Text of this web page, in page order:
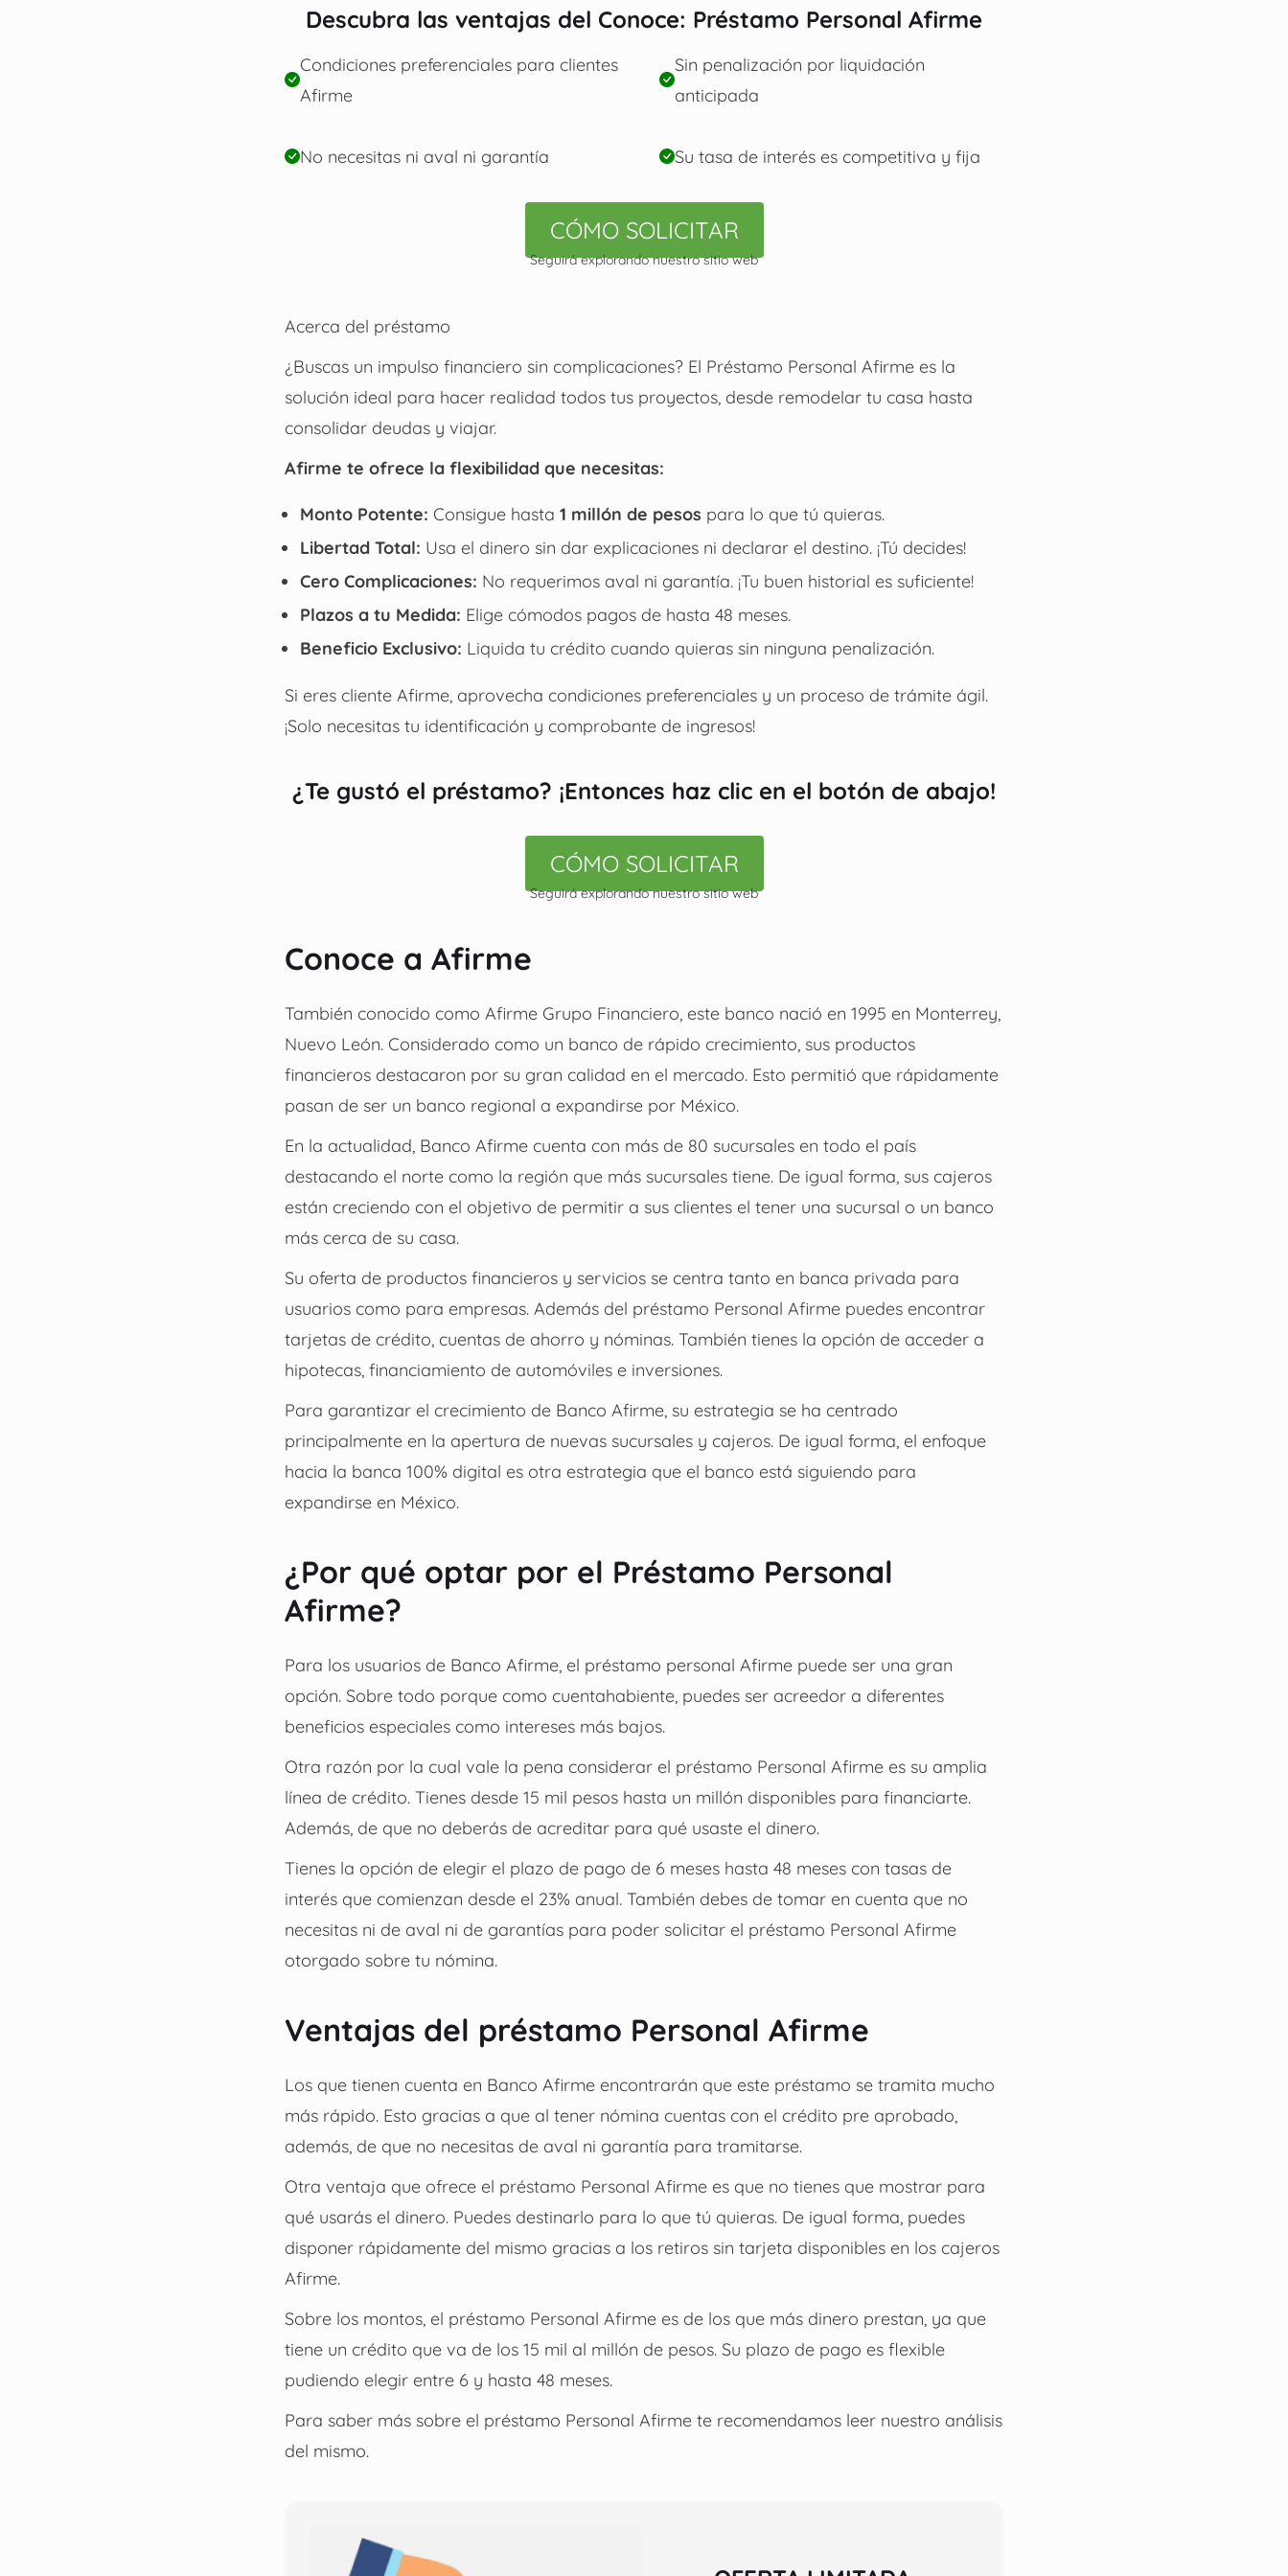
Descubra las ventajas del Conoce: Préstamo Personal Afirme
Condiciones preferenciales para clientes
Afirme
Sin penalización por liquidación
anticipada
No necesitas ni aval ni garantía Su tasa de interés es competitiva y fija
CÓMO SOLICITAR
Seguirá explorando nuestro sitio web
Acerca del préstamo
¿Buscas un impulso financiero sin complicaciones? El Préstamo Personal Afirme es la
solución ideal para hacer realidad todos tus proyectos, desde remodelar tu casa hasta
consolidar deudas y viajar.
Afirme te ofrece la flexibilidad que necesitas:
Monto Potente: Consigue hasta 1 millón de pesos para lo que tú quieras.
Libertad Total: Usa el dinero sin dar explicaciones ni declarar el destino. ¡Tú decides!
Cero Complicaciones: No requerimos aval ni garantía. ¡Tu buen historial es suficiente!
Plazos a tu Medida: Elige cómodos pagos de hasta 48 meses.
Beneficio Exclusivo: Liquida tu crédito cuando quieras sin ninguna penalización.
Si eres cliente Afirme, aprovecha condiciones preferenciales y un proceso de trámite ágil.
¡Solo necesitas tu identificación y comprobante de ingresos!
¿Te gustó el préstamo? ¡Entonces haz clic en el botón de abajo!
CÓMO SOLICITAR
Seguirá explorando nuestro sitio web
Conoce a Afirme
También conocido como Afirme Grupo Financiero, este banco nació en 1995 en Monterrey,
Nuevo León. Considerado como un banco de rápido crecimiento, sus productos
financieros destacaron por su gran calidad en el mercado. Esto permitió que rápidamente
pasan de ser un banco regional a expandirse por México.
En la actualidad, Banco Afirme cuenta con más de 80 sucursales en todo el país
destacando el norte como la región que más sucursales tiene. De igual forma, sus cajeros
están creciendo con el objetivo de permitir a sus clientes el tener una sucursal o un banco
más cerca de su casa.
Su oferta de productos financieros y servicios se centra tanto en banca privada para
usuarios como para empresas. Además del préstamo Personal Afirme puedes encontrar
tarjetas de crédito, cuentas de ahorro y nóminas. También tienes la opción de acceder a
hipotecas, financiamiento de automóviles e inversiones.
Para garantizar el crecimiento de Banco Afirme, su estrategia se ha centrado
principalmente en la apertura de nuevas sucursales y cajeros. De igual forma, el enfoque
hacia la banca 100% digital es otra estrategia que el banco está siguiendo para
expandirse en México.
¿Por qué optar por el Préstamo Personal
Afirme?
Para los usuarios de Banco Afirme, el préstamo personal Afirme puede ser una gran
opción. Sobre todo porque como cuentahabiente, puedes ser acreedor a diferentes
beneficios especiales como intereses más bajos.
Otra razón por la cual vale la pena considerar el préstamo Personal Afirme es su amplia
línea de crédito. Tienes desde 15 mil pesos hasta un millón disponibles para financiarte.
Además, de que no deberás de acreditar para qué usaste el dinero.
Tienes la opción de elegir el plazo de pago de 6 meses hasta 48 meses con tasas de
interés que comienzan desde el 23% anual. También debes de tomar en cuenta que no
necesitas ni de aval ni de garantías para poder solicitar el préstamo Personal Afirme
otorgado sobre tu nómina.
Ventajas del préstamo Personal Afirme
Los que tienen cuenta en Banco Afirme encontrarán que este préstamo se tramita mucho
más rápido. Esto gracias a que al tener nómina cuentas con el crédito pre aprobado,
además, de que no necesitas de aval ni garantía para tramitarse.
Otra ventaja que ofrece el préstamo Personal Afirme es que no tienes que mostrar para
qué usarás el dinero. Puedes destinarlo para lo que tú quieras. De igual forma, puedes
disponer rápidamente del mismo gracias a los retiros sin tarjeta disponibles en los cajeros
Afirme.
Sobre los montos, el préstamo Personal Afirme es de los que más dinero prestan, ya que
tiene un crédito que va de los 15 mil al millón de pesos. Su plazo de pago es flexible
pudiendo elegir entre 6 y hasta 48 meses.
Para saber más sobre el préstamo Personal Afirme te recomendamos leer nuestro análisis
del mismo.